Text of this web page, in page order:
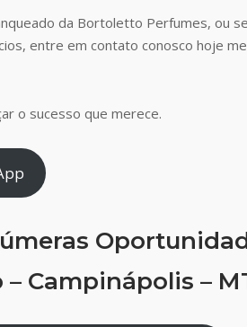
da Bortoletto Perfumes, ou
entre em contato conosco hoje
o sucesso que merece.
Campinápolis –